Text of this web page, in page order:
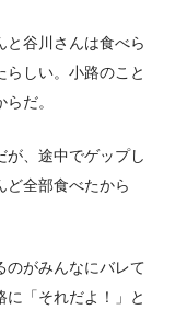
と谷川さんは食べら
しい。小路のこと
だ。
が、途中でゲップし
ど全部食べたから
のがみんなにバレて
に「それだよ！」と